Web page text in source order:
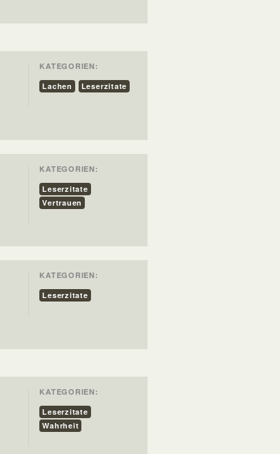
KATEGORIEN:
Lachen
Leserzitate
KATEGORIEN:
Leserzitate
Vertrauen
KATEGORIEN:
Leserzitate
KATEGORIEN:
Leserzitate
Wahrheit